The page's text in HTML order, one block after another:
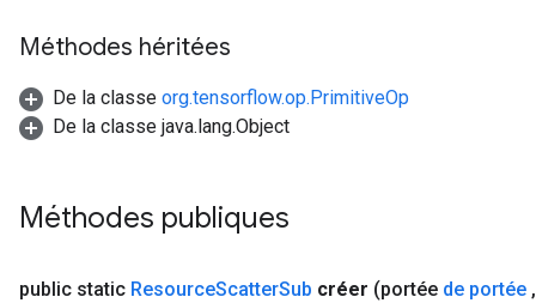
Méthodes héritées
De la classe org.tensorflow.op.PrimitiveOp
De la classe java.lang.Object
Méthodes publiques
public static ResourceScatterSub créer (portée de portée ,